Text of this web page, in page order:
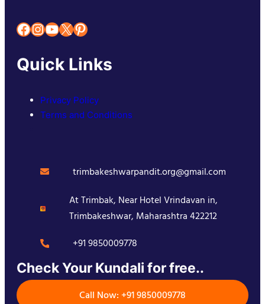
Facebook InstagramYouTube X Pinterest
Quick Links
Privacy Policy
Terms and Conditions
trimbakeshwarpandit.org@gmail.com
At Trimbak, Near Hotel Vrindavan in,
Trimbakeshwar, Maharashtra 422212
+91 9850009778
Check Your Kundali for free..
Call Now: +91 9850009778